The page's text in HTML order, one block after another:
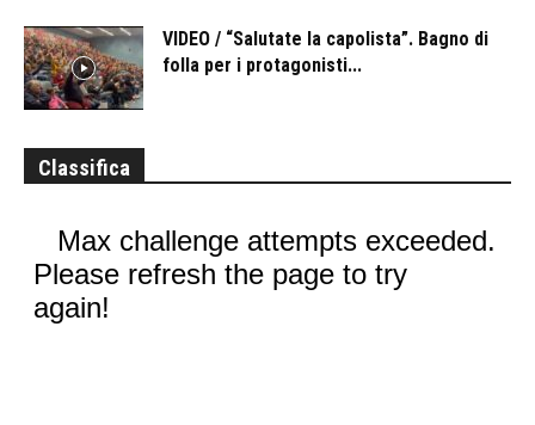
VIDEO / “Salutate la capolista”. Bagno di
folla per i protagonisti...
Classifica